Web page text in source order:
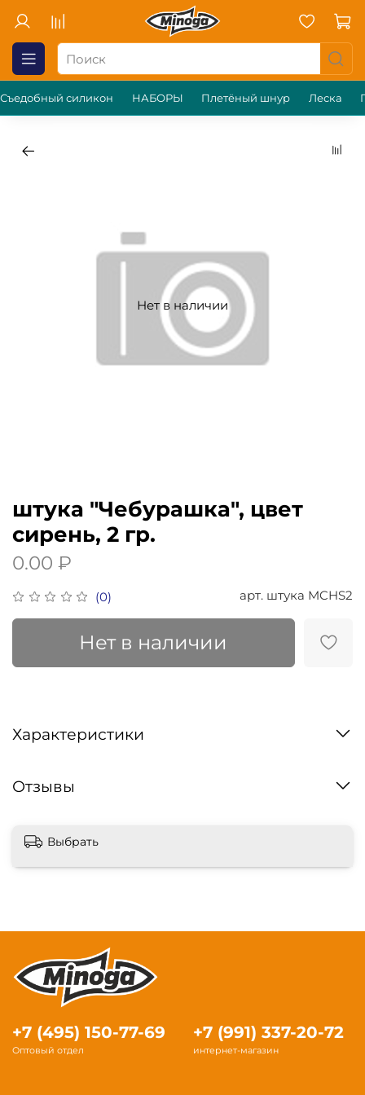
Съедобный силикон НАБОРЫ Плетёный шнур Леска
Нет в наличии
(0) арт. штука MCHS2
штука "Чебурашка", цвет
сирень, 2 гр.
0.00 ₽
Нет в наличии
Характеристики
Отзывы
Выбрать
+7 (495) 150-77-69
Оптовый отдел
+7 (991) 337-20-72
интернет-магазин